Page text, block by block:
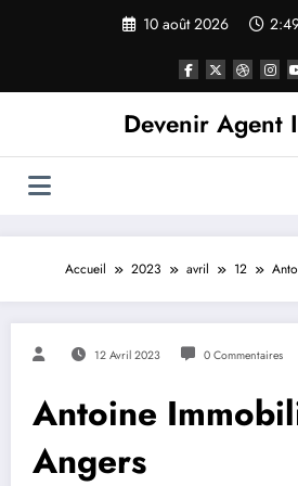
10 août 2026
Devenir Agent
Accueil 2023 avril 12
12 Avril 2023 0 Commentaires
Antoine
Angers